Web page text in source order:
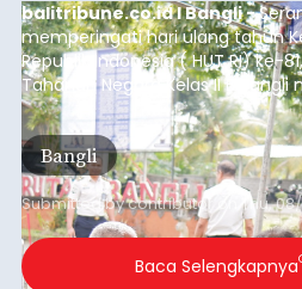
balitribune.co.id I Bangli -
memperingati hari ulang tahun
Republik Indonesia ( HUT RI) ke-
Tahanan Negara Kelas II B Bangli
kegiatan pemeriksaan
(6/8/2026).
Bangli
Submitted bycontributor Thu,
Baca Selengkapnya